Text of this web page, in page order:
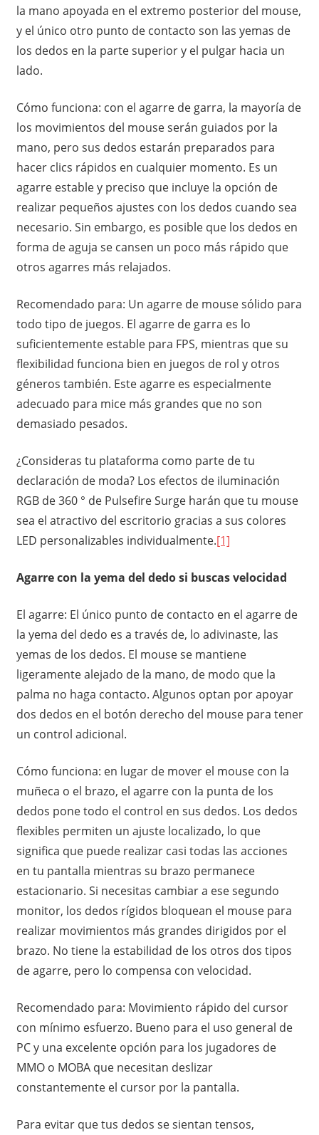
la mano apoyada en el extremo posterior del mouse,
y el único otro punto de contacto son las yemas de
los dedos en la parte superior y el pulgar hacia un
lado.
Cómo funciona: con el agarre de garra, la mayoría de
los movimientos del mouse serán guiados por la
mano, pero sus dedos estarán preparados para
hacer clics rápidos en cualquier momento. Es un
agarre estable y preciso que incluye la opción de
realizar pequeños ajustes con los dedos cuando sea
necesario. Sin embargo, es posible que los dedos en
forma de aguja se cansen un poco más rápido que
otros agarres más relajados.
Recomendado para: Un agarre de mouse sólido para
todo tipo de juegos. El agarre de garra es lo
suficientemente estable para FPS, mientras que su
flexibilidad funciona bien en juegos de rol y otros
géneros también. Este agarre es especialmente
adecuado para mice más grandes que no son
demasiado pesados.
¿Consideras tu plataforma como parte de tu
declaración de moda? Los efectos de iluminación
RGB de 360 ​​° de Pulsefire Surge harán que tu mouse
sea el atractivo del escritorio gracias a sus colores
LED personalizables individualmente.[1]
Agarre con la yema del dedo si buscas velocidad
El agarre: El único punto de contacto en el agarre de
la yema del dedo es a través de, lo adivinaste, las
yemas de los dedos. El mouse se mantiene
ligeramente alejado de la mano, de modo que la
palma no haga contacto. Algunos optan por apoyar
dos dedos en el botón derecho del mouse para tener
un control adicional.
Cómo funciona: en lugar de mover el mouse con la
muñeca o el brazo, el agarre con la punta de los
dedos pone todo el control en sus dedos. Los dedos
flexibles permiten un ajuste localizado, lo que
significa que puede realizar casi todas las acciones
en tu pantalla mientras su brazo permanece
estacionario. Si necesitas cambiar a ese segundo
monitor, los dedos rígidos bloquean el mouse para
realizar movimientos más grandes dirigidos por el
brazo. No tiene la estabilidad de los otros dos tipos
de agarre, pero lo compensa con velocidad.
Recomendado para: Movimiento rápido del cursor
con mínimo esfuerzo. Bueno para el uso general de
PC y una excelente opción para los jugadores de
MMO o MOBA que necesitan deslizar
constantemente el cursor por la pantalla.
Para evitar que tus dedos se sientan tensos,